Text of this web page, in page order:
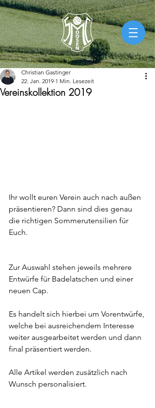
Vereinskollektion 2019
Christian Gastinger
22. Jan. 2019 1 Min. Lesezeit
Ihr wollt euren Verein auch nach außen
präsentieren? Dann sind dies genau
die richtigen Sommerutensilien für
Euch.
Zur Auswahl stehen jeweils mehrere
Entwürfe für Badelatschen und einer
neuen Cap.
Es handelt sich hierbei um Vorentwürfe,
welche bei ausreichendem Interesse
weiter ausgearbeitet werden und dann
final präsentiert werden.
Alle Artikel werden zusätzlich nach
Wunsch personalisiert.